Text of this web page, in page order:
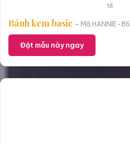
tế.
Bánh kem basic – Mã HANNIE-86
Đặt mẫu này ngay